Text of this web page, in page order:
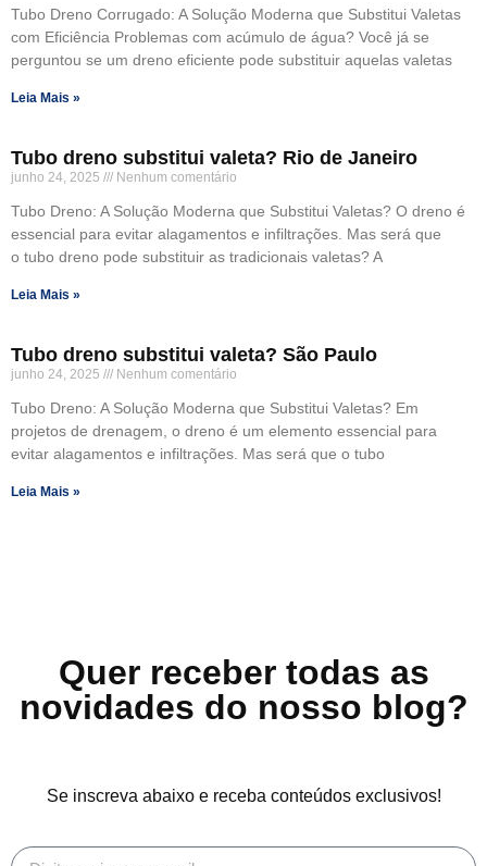
Tubo Dreno Corrugado: A Solução Moderna que Substitui Valetas
com Eficiência Problemas com acúmulo de água? Você já se
perguntou se um dreno eficiente pode substituir aquelas valetas
Leia Mais »
Tubo dreno substitui valeta? Rio de Janeiro
junho 24, 2025 Nenhum comentário
Tubo Dreno: A Solução Moderna que Substitui Valetas? O dreno é
essencial para evitar alagamentos e infiltrações. Mas será que
o tubo dreno pode substituir as tradicionais valetas? A
Leia Mais »
Tubo dreno substitui valeta? São Paulo
junho 24, 2025 Nenhum comentário
Tubo Dreno: A Solução Moderna que Substitui Valetas? Em
projetos de drenagem, o dreno é um elemento essencial para
evitar alagamentos e infiltrações. Mas será que o tubo
Leia Mais »
Quer receber todas as
novidades do nosso blog?
Se inscreva abaixo e receba conteúdos exclusivos!